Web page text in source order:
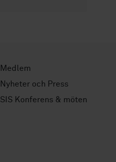
Medlem
Nyheter och Press
SIS Konferens & möten